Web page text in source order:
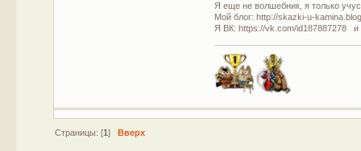
Я еще не волшебник, я только
Мой блог: http://skazki-u-
Я ВК: https://vk.com/id187887278 и
Страницы: [1 ] Вверх